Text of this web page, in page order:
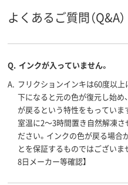
インク種類
フリクションインキ
インク）
軸径 12.8mm
よくあるご質問（Q&A）
Q. インクが入っていません。
A. フリクションインキは60度以上
下になると元の色が復元し始め
が戻るという特性をもっていま
室温に2～3時間置き自然解凍さ
ださい。インクの色が戻る場合
とを保証するものではございま
8日メーカー等確認】